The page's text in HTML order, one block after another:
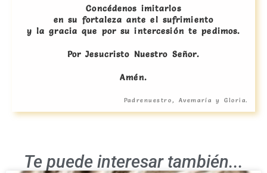
Concédenos imitarlos
en su fortaleza ante el sufrimiento
y la gracia que por su intercesión te pedimos.
Por Jesucristo Nuestro Señor.
Amén.
Padrenuestro, Avemaría y Gloria.
Te puede interesar también...